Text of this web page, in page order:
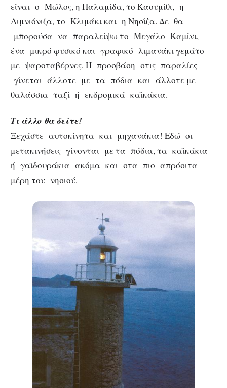
είναι ο Μώλος, η Παλαμίδα, το Καουμίθι, η
Λιμνιόνιζα, το Κλιμάκι και η Νησίζα. Δε θα
μπορούσα να παραλείψω το Μεγάλο Καμίνι,
ένα μικρό φυσικό και γραφικό λιμανάκι γεμάτο
με ψαροταβέρνες. Η προσβάση στις παραλίες
γίνεται άλλοτε με τα πόδια και άλλοτε με
θαλάσσια ταξί ή εκδρομικά καϊκάκια.
Τι άλλο θα δείτε!
Ξεχάστε αυτοκίνητα και μηχανάκια! Εδώ οι
μετακινήσεις γίνονται με τα πόδια, τα καϊκάκια
ή γαϊδουράκια ακόμα και στα πιο απρόσιτα
μέρη του νησιού.